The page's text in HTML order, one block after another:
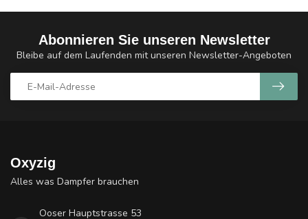
Abonnieren Sie unseren Newsletter
Bleibe auf dem Laufenden mit unseren Newsletter-Angeboten
Oxyzig
Alles was Dampfer brauchen
Ooser Hauptstrasse 53